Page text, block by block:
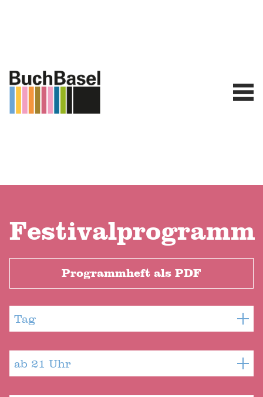
Festivalprogramm
Programmheft als PDF
Tag
ab 21 Uhr